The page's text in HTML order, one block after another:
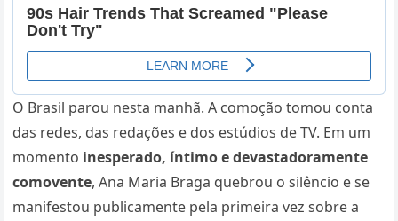
O Brasil parou nesta manhã. A comoção tomou conta
das redes, das redações e dos estúdios de TV. Em um
momento inesperado, íntimo e devastadoramente
comovente, Ana Maria Braga quebrou o silêncio e se
manifestou publicamente pela primeira vez sobre a